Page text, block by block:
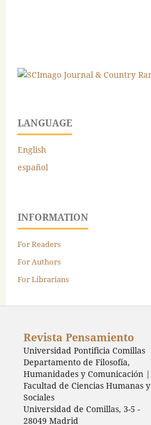
LANGUAGE
English
español
INFORMATION
For Readers
For Authors
For Librarians
Revista Pensamiento
Universidad Pontificia Comillas
Departamento de Filosofía,
Humanidades y Comunicación |
Facultad de Ciencias Humanas y
Sociales
Universidad de Comillas, 3-5 -
28049 Madrid